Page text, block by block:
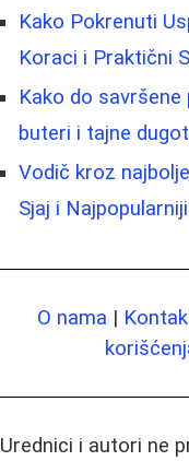
Kako Pokrenuti
Koraci i Praktični
Kako do savršene
buteri i tajne
Vodič kroz
Sjaj i
O nama |
Urednici i autori ne